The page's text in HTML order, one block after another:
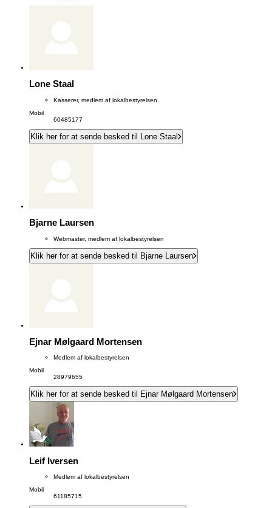
Lone Staal
Kasserer, medlem af lokalbestyrelsen.
Mobil
60485177
Klik her for at sende besked til Lone Staal
Bjarne Laursen
Webmaster, medlem af lokalbestyrelsen
Klik her for at sende besked til Bjarne Laursen
Ejnar Mølgaard Mortensen
Medlem af lokalbestyrelsen
Mobil
28979655
Klik her for at sende besked til Ejnar Mølgaard Mortensen
Leif Iversen
Medlem af lokalbestyrelsen
Mobil
61185715